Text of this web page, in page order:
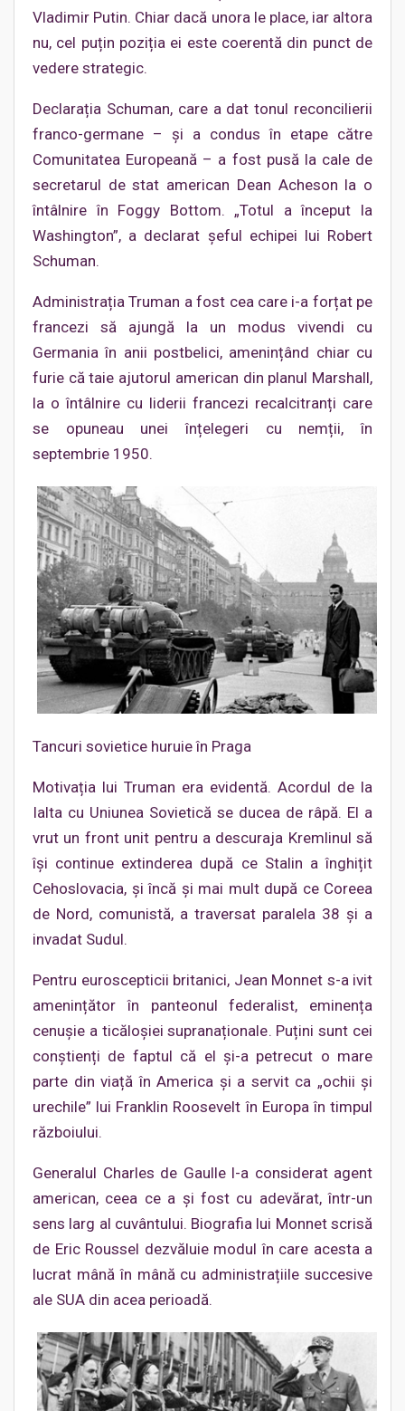
Vladimir Putin. Chiar dacă unora le place, iar altora
nu, cel puțin poziția ei este coerentă din punct de
vedere strategic.
Declarația Schuman, care a dat tonul reconcilierii
franco-germane – și a condus în etape către
Comunitatea Europeană – a fost pusă la cale de
secretarul de stat american Dean Acheson la o
întâlnire în Foggy Bottom. „Totul a început la
Washington”, a declarat șeful echipei lui Robert
Schuman.
Administrația Truman a fost cea care i-a forțat pe
francezi să ajungă la un modus vivendi cu
Germania în anii postbelici, amenințând chiar cu
furie că taie ajutorul american din planul Marshall,
la o întâlnire cu liderii francezi recalcitranți care
se opuneau unei înțelegeri cu nemții, în
septembrie 1950.
Tancuri sovietice huruie în Praga
Motivația lui Truman era evidentă. Acordul de la
Ialta cu Uniunea Sovietică se ducea de râpă. El a
vrut un front unit pentru a descuraja Kremlinul să
își continue extinderea după ce Stalin a înghițit
Cehoslovacia, și încă și mai mult după ce Coreea
de Nord, comunistă, a traversat paralela 38 și a
invadat Sudul.
Pentru euroscepticii britanici, Jean Monnet s-a ivit
amenințător în panteonul federalist, eminența
cenușie a ticăloșiei supranaționale. Puțini sunt cei
conștienți de faptul că el și-a petrecut o mare
parte din viață în America și a servit ca „ochii și
urechile” lui Franklin Roosevelt în Europa în timpul
războiului.
Generalul Charles de Gaulle l-a considerat agent
american, ceea ce a și fost cu adevărat, într-un
sens larg al cuvântului. Biografia lui Monnet scrisă
de Eric Roussel dezvăluie modul în care acesta a
lucrat mână în mână cu administrațiile succesive
ale SUA din acea perioadă.